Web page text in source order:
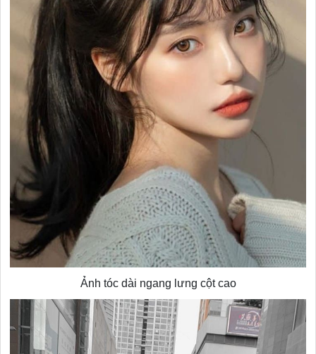
Ảnh tóc dài ngang lưng cột cao